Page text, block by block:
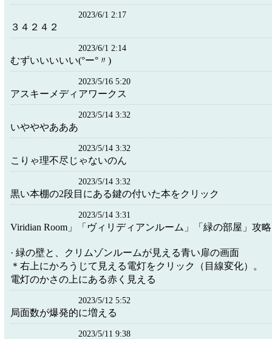
2023/6/1 2:17
３４２４２
2023/6/1 2:14
むずいいいいい(°ー°〃)
2023/5/16 5:20
アスキーメディアワークス
2023/5/14 3:32
いやややあああ
2023/5/14 3:32
こりゃ理不尽じゃないのん
2023/5/14 3:32
黒い本棚の2段目にある鍵の付いた本をクリック
2023/5/14 3:31
Viridian Room」「ヴィリディアンルーム」「緑の部屋」攻
· 緑の壁と、クリムゾンルームが見える青い扉の画面
＊右上にかろうじて見える電灯をクリック（目線変化）。
電灯のかさの上にある赤く見える
2023/5/12 5:52
局面数が爆発的に増える
2023/5/11 9:38